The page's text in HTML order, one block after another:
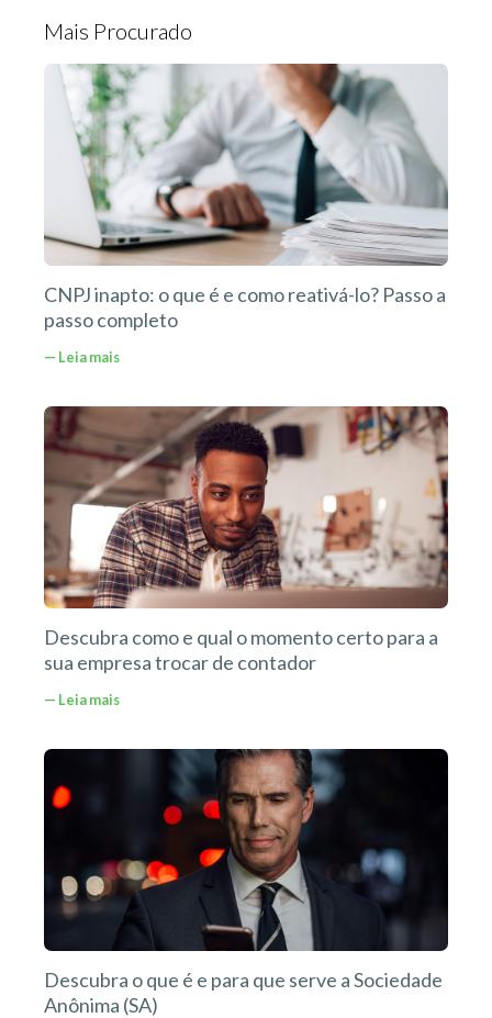
Mais Procurado
CNPJ inapto: o que é e como reativá-lo? Passo a
passo completo
— Leia mais
Descubra como e qual o momento certo para a
sua empresa trocar de contador
— Leia mais
Descubra o que é e para que serve a Sociedade
Anônima (SA)